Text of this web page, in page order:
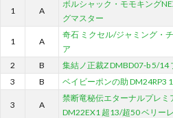
1 A
ボルシャック・モモキング
グマスター
1 A
奇石 ミクセル/ジャミング・
ア
2 B 集結ノ正裁Z DMBD07-b 5/14
3
B ベイビーポンの助 DM24RP3
3 A
禁断竜秘伝エターナルプレミ
DM22EX1 超13/超50 ベリー